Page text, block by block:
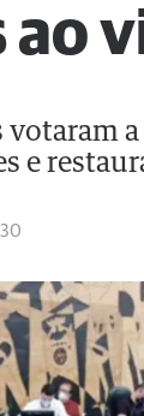
ao
votaram
e